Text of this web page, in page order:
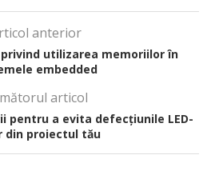
anterior
utilizarea memoriilor în
embedded
articol
pentru a evita defecțiunile LED-
din proiectul tău